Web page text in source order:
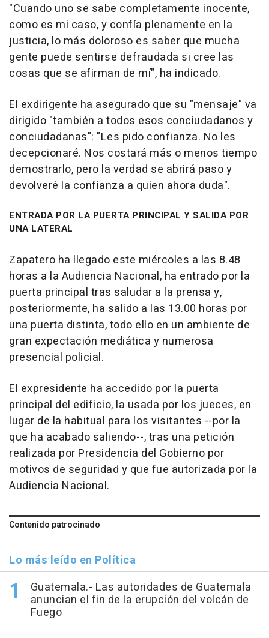
"Cuando uno se sabe completamente inocente,
como es mi caso, y confía plenamente en la
justicia, lo más doloroso es saber que mucha
gente puede sentirse defraudada si cree las
cosas que se afirman de mí", ha indicado.
El exdirigente ha asegurado que su "mensaje" va
dirigido "también a todos esos conciudadanos y
conciudadanas": "Les pido confianza. No les
decepcionaré. Nos costará más o menos tiempo
demostrarlo, pero la verdad se abrirá paso y
devolveré la confianza a quien ahora duda".
ENTRADA POR LA PUERTA PRINCIPAL Y SALIDA POR
UNA LATERAL
Zapatero ha llegado este miércoles a las 8.48
horas a la Audiencia Nacional, ha entrado por la
puerta principal tras saludar a la prensa y,
posteriormente, ha salido a las 13.00 horas por
una puerta distinta, todo ello en un ambiente de
gran expectación mediática y numerosa
presencial policial.
El expresidente ha accedido por la puerta
principal del edificio, la usada por los jueces, en
lugar de la habitual para los visitantes --por la
que ha acabado saliendo--, tras una petición
realizada por Presidencia del Gobierno por
motivos de seguridad y que fue autorizada por la
Audiencia Nacional.
Contenido patrocinado
Lo más leído en Política
Guatemala.- Las autoridades de Guatemala
anuncian el fin de la erupción del volcán de
Fuego